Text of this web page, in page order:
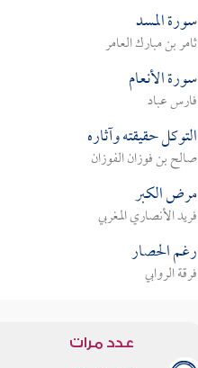
سورة المسد
ثامر بن مبارك العامر
سورة الأنعام
فارس عباد
التوكل حقيقته وآثاره
صالح بن فوزان الفوزان
مرض الكبر
فريد الأنصاري المغربي
رغم الحصار
فرقة الروابي
عدد مرات